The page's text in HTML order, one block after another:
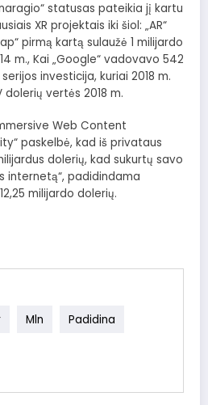
statusas pateikia jį kartu
XR projektais iki šiol: „AR“
pirmą kartą sulaužė 1 milijardo
m., Kai „Google“ vadovavo 542
investicija, kuriai 2018 m.
vertės 2018 m.
Web Content
paskelbė, kad iš privataus
dolerių, kad sukurtų savo
internetą“, padidindama
milijardo dolerių.
Mln Padidina